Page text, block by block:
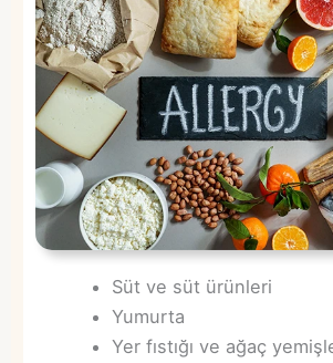
Süt ve süt ürünleri
Yumurta
Yer fıstığı ve ağaç